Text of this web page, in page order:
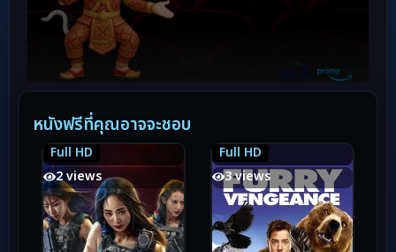
หนังฟรีที่คุณอาจจะชอบ
Full HD
6.3
2 views
6.3 Full HD
5.0
3 views
5.0